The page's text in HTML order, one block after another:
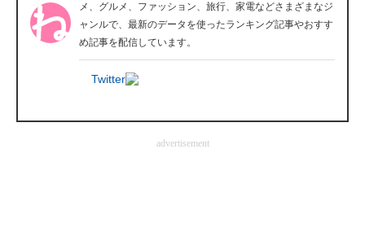
電子設計の基本と応用
エネルギーの専門メディア
メ、グルメ、ファッション、旅行、家電などさまざまなジ
ャンルで、最新のデータを使ったランキング記事やおすす
め記事を配信しています。
Twitter
advertisement